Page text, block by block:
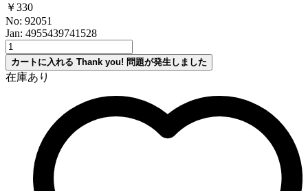
￥330
No: 92051
Jan: 4955439741528
カートに入れる Thank you! 問題が発生しました
在庫あり